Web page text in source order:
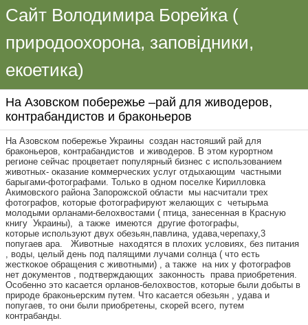
Сайт Володимира Борейка (
природоохорона, заповідники,
екоетика)
На Азовском побережье –рай для живодеров,
контрабандистов и браконьеров
На Азовском побережье Украины создан настояший рай для
браконьеров, контрабандистов и живодеров. В этом курортном
регионе сейчас процветает популярный бизнес с использованием
животных- оказание коммерческих услуг отдыхающим частными
барыгами-фотографами. Только в одном поселке Кирилловка
Акимовского района Запорожской области мы насчитали трех
фотографов, которые фотографируют желающих с четырьма
молодыми орланами-белохвостами ( птица, занесенная в Красную
книгу Украины), а также имеются другие фотографы,
которые используют двух обезьян,павлина, удава,черепаху,3
попугаев ара. Животные находятся в плохих условиях, без питания
, воды, целый день под палящими лучами солнца ( что есть
жесткокое обращения с животными) , а также на них у фотографов
нет документов , подтверждающих законность права приобретения.
Особенно это касается орланов-белохвостов, которые были добыты в
природе браконьерским путем. Что касается обезьян , удава и
попугаев, то они были приобретены, скорей всего, путем
контрабанды.